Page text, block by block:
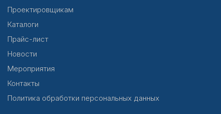
Проектировщикам
Каталоги
Прайс-лист
Новости
Мероприятия
Контакты
Политика обработки персональных данных